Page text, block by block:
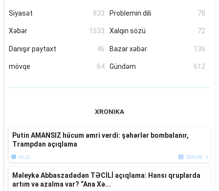
Siyasət 833 Problemin dili 78
Xəbər 1533 Xalqın sözü 72
Danışır paytaxt 46 Bazar xəbər 136
mövqe 64 Gündəm 612
XRONIKA
Putin AMANSIZ hücum əmri verdi: şəhərlər bombalanır,
Trampdan açıqlama
43:22 2026.08. 1
Məleykə Abbaszadədən TƏCİLİ açıqlama: Hansı qruplarda
artım və azalma var? “Ana Xə...